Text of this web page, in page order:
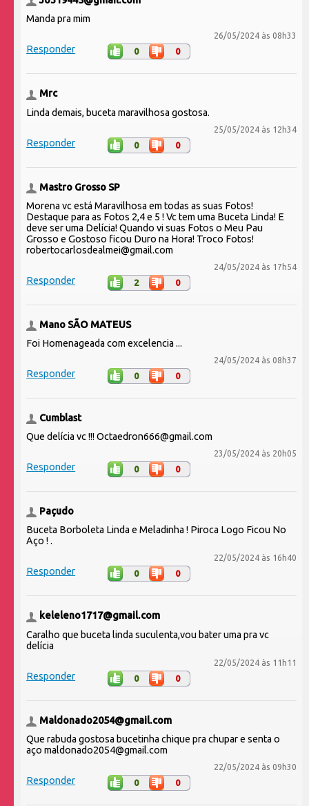
Manda pra mim
26/05/2024 às 08h33
Responder 0 0
Mrc
Linda demais, buceta maravilhosa gostosa.
25/05/2024 às 12h34
Responder 0 0
Mastro Grosso SP
Morena vc está Maravilhosa em todas as suas Fotos!
Destaque para as Fotos 2,4 e 5 ! Vc tem uma Buceta Linda! E
deve ser uma Delícia! Quando vi suas Fotos o Meu Pau
Grosso e Gostoso ficou Duro na Hora! Troco Fotos!
robertocarlosdealmei@gmail.com
24/05/2024 às 17h54
Responder 2 0
Mano SÃO MATEUS
Foi Homenageada com excelencia ...
24/05/2024 às 08h37
Responder 0 0
Cumblast
Que delícia vc !!! Octaedron666@gmail.com
23/05/2024 às 20h05
Responder 0 0
Paçudo
Buceta Borboleta Linda e Meladinha ! Piroca Logo Ficou No
Aço ! .
22/05/2024 às 16h40
Responder 0 0
keleleno1717@gmail.com
Caralho que buceta linda suculenta,vou bater uma pra vc
delícia
22/05/2024 às 11h11
Responder 0 0
Maldonado2054@gmail.com
Que rabuda gostosa bucetinha chique pra chupar e senta o
aço maldonado2054@gmail.com
22/05/2024 às 09h30
Responder 0 0